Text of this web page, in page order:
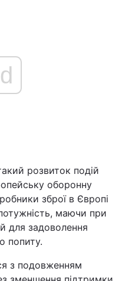
розвиток подій
оборонну
зброї в Європі
маючи при
для задоволення
попиту.
з подовженням